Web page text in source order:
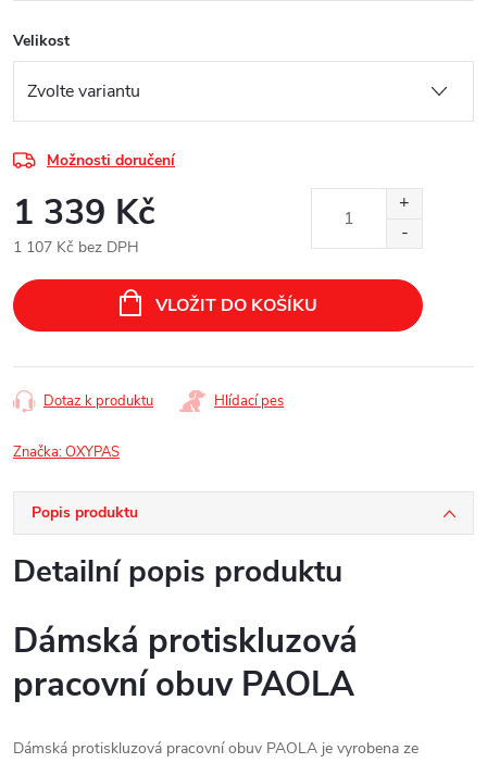
Velikost
Možnosti doručení
1 339 Kč
1 107 Kč bez DPH
cena:
VLOŽIT DO KOŠÍKU
Dotaz k produktu Hlídací pes
Značka:OXYPAS
Popis produktu
Detailní popis produktu
Dámská protiskluzová
pracovní obuv PAOLA
Dámská protiskluzová pracovní obuv PAOLA je vyrobena ze